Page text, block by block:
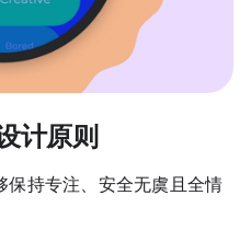
计原则
保持专注、安全无虞且全情